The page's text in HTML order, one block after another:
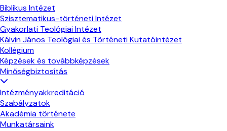
Biblikus Intézet
Szisztematikus-történeti Intézet
Gyakorlati Teológiai Intézet
Kálvin János Teológiai és Történeti Kutatóintézet
Kollégium
Képzések és továbbképzések
Minőségbiztosítás
Intézményakkreditáció
Szabályzatok
Akadémia története
Munkatársaink